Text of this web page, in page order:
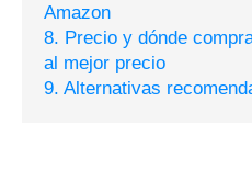
Amazon
8. Precio y dónde
al mejor precio
9. Alternativas